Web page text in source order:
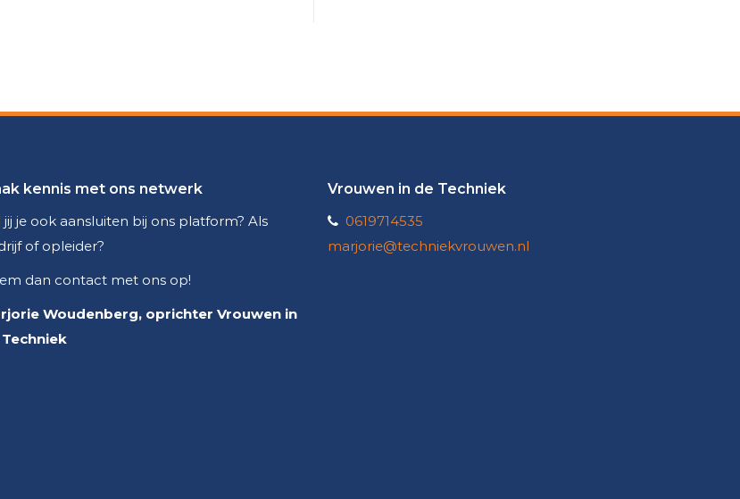
kennis met ons netwerk
jij je ook aansluiten bij ons platform? Als
of opleider?
dan contact met ons op!
Woudenberg, oprichter Vrouwen in
Vrouwen in de Techniek
0619714535
marjorie@techniekvrouwen.nl